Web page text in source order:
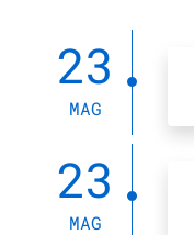
23
MAG
23
MAG